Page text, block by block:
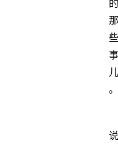
的
那
些
事
儿
。
说